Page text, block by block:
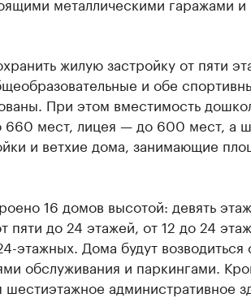
жилую застройку от пяти
и обе
При этом вместимость
660 мест, лицея — до 600 мест, а
и ветхие дома, занимающие
16 домов высотой: девять
пяти до 24 этажей, от 12 до 24
этажных. Дома будут возводиться
обслуживания и паркингами.
шестиэтажное административное